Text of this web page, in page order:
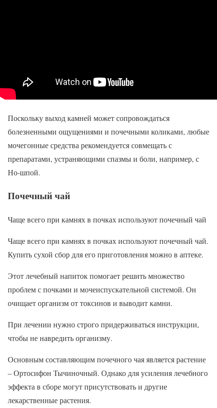
Поскольку выход камней может сопровождаться
болезненными ощущениями и почечными коликами, любые
мочегонные средства рекомендуется совмещать с
препаратами, устраняющими спазмы и боли, например, с
Но-шпой.
Почечный чай
Чаще всего при камнях в почках используют почечный чай
Чаще всего при камнях в почках используют почечный чай.
Купить сухой сбор для его приготовления можно в аптеке.
Этот лечебный напиток помогает решить множество
проблем с почками и мочеиспускательной системой. Он
очищает организм от токсинов и выводит камни.
При лечении нужно строго придерживаться инструкции,
чтобы не навредить организму.
Основным составляющим почечного чая является растение
– Ортосифон Тычиночный. Однако для усиления лечебного
эффекта в сборе могут присутствовать и другие
лекарственные растения.